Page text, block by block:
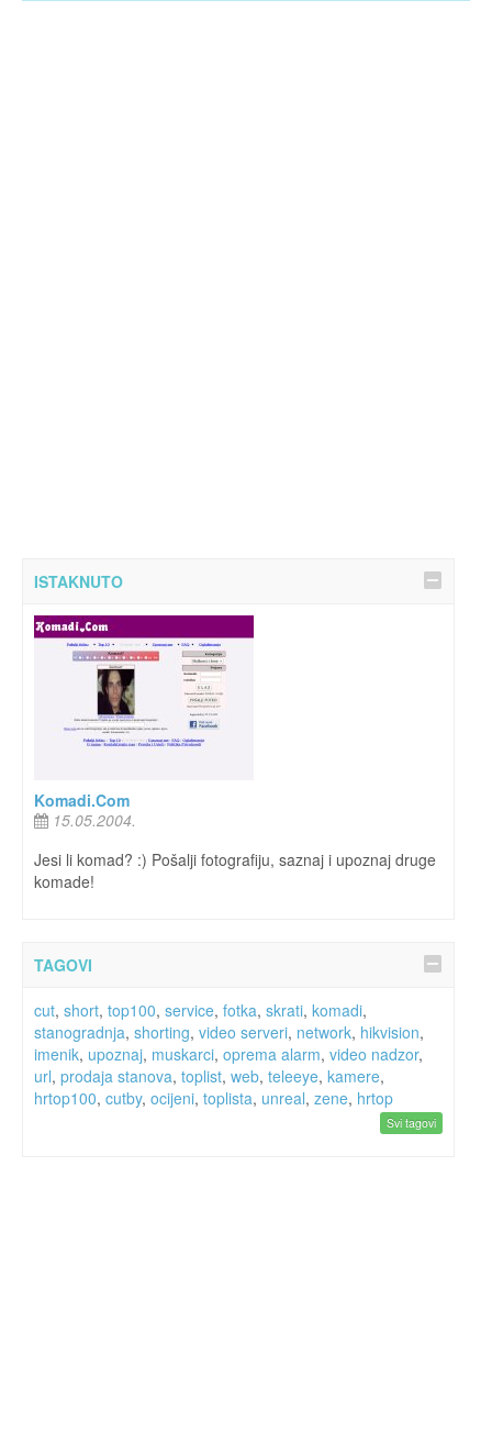
ISTAKNUTO
Komadi.Com
15.05.2004.
Jesi li komad? :) Pošalji fotografiju, saznaj i upoznaj druge
komade!
TAGOVI
cut, short, top100, service, fotka, skrati, komadi,
stanogradnja, shorting, video serveri, network, hikvision,
imenik, upoznaj, muskarci, oprema alarm, video nadzor,
url, prodaja stanova, toplist, web, teleeye, kamere,
hrtop100, cutby, ocijeni, toplista, unreal, zene, hrtop
Svi tagovi